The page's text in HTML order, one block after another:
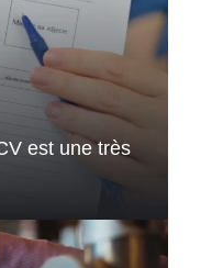
est une très